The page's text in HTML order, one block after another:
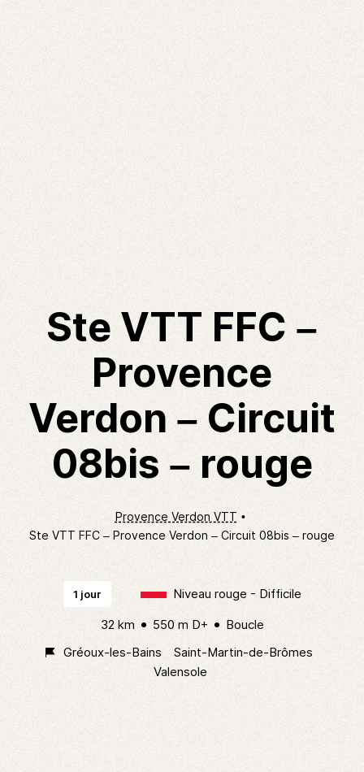
Ste VTT FFC –
Provence
Verdon – Circuit
08bis – rouge
Provence Verdon VTT
Ste VTT FFC – Provence Verdon – Circuit 08bis – rouge
1 jour
Niveau rouge - Difficile
32 km
550 m D+
Boucle
Gréoux-les-Bains
Saint-Martin-de-Brômes
Valensole